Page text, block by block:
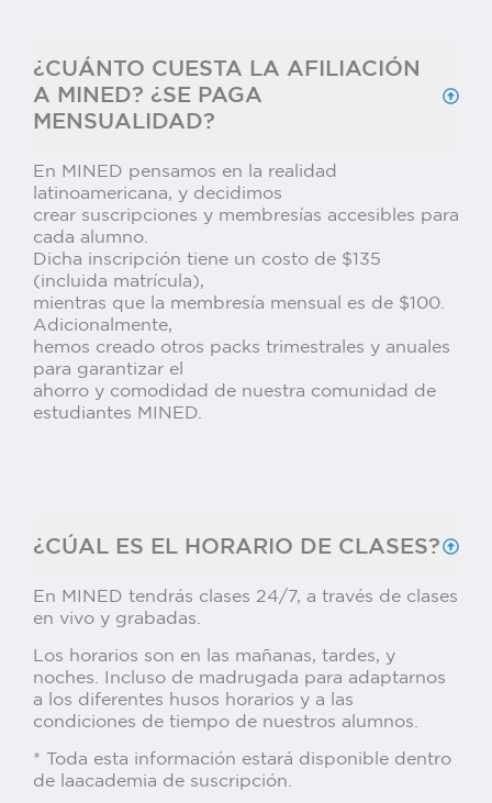
¿CUÁNTO CUESTA LA AFILIACIÓN
A MINED? ¿SE PAGA
MENSUALIDAD?
En MINED pensamos en la realidad
latinoamericana, y decidimos
crear suscripciones y membresías accesibles para
cada alumno.
Dicha inscripción tiene un costo de $135
(incluida matrícula),
mientras que la membresía mensual es de $100.
Adicionalmente,
hemos creado otros packs trimestrales y anuales
para garantizar el
ahorro y comodidad de nuestra comunidad de
estudiantes MINED.
¿CÚAL ES EL HORARIO DE CLASES?
En MINED tendrás clases 24/7, a través de clases
en vivo y grabadas.
Los horarios son en las mañanas, tardes, y
noches. Incluso de madrugada para adaptarnos
a los diferentes husos horarios y a las
condiciones de tiempo de nuestros alumnos.
* Toda esta información estará disponible dentro
de laacademia de suscripción.